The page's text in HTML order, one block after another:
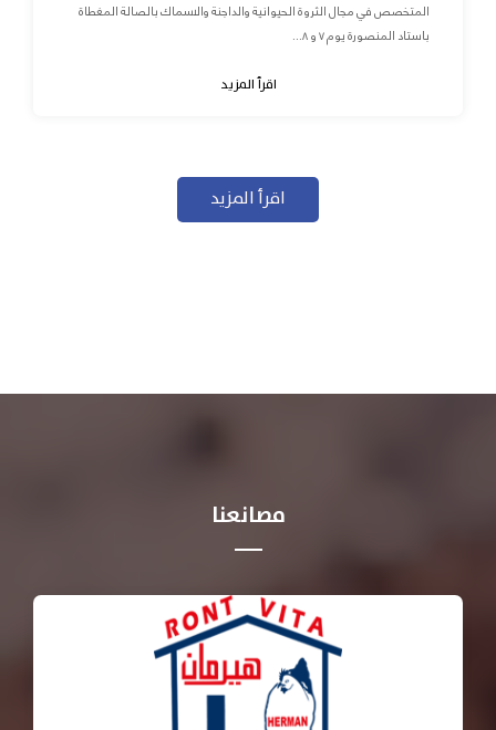
المتخصص في مجال الثروة الحيوانية والداجنة والاسماك بالصالة المغطاة
باستاد المنصورة يوم ٧ و ٨...
اقرأ المزيد
اقرأ المزيد
مصانعنا